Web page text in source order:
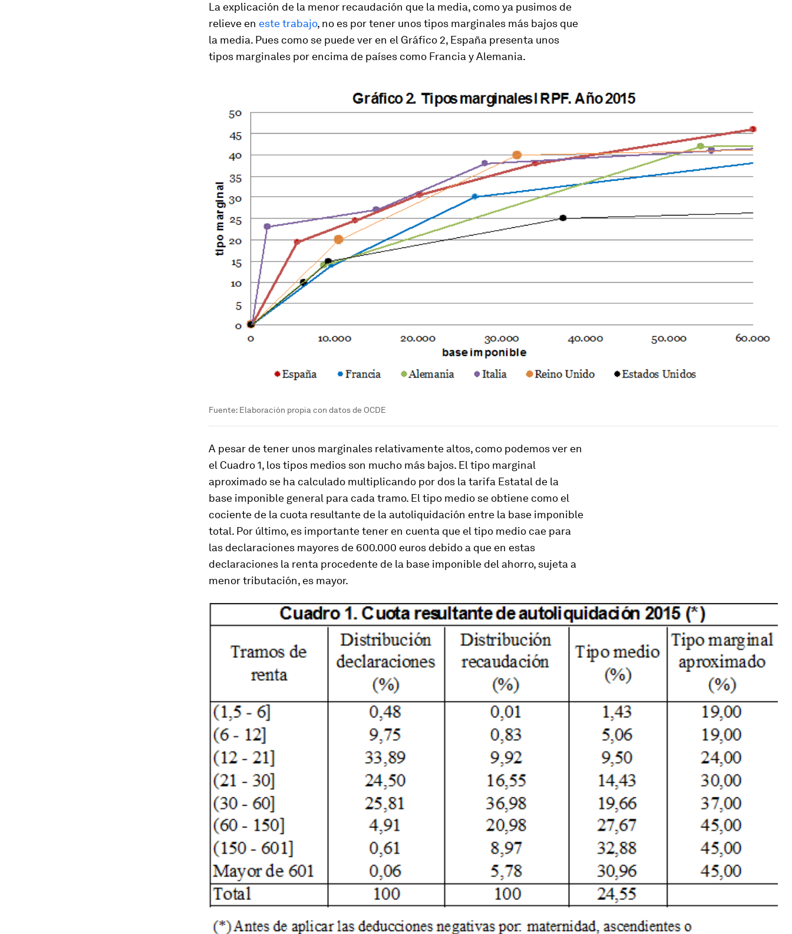
La explicación de la menor recaudación que la media, como ya pusimos de
relieve en este trabajo, no es por tener unos tipos marginales más bajos que
la media. Pues como se puede ver en el Gráfico 2, España presenta unos
tipos marginales por encima de países como Francia y Alemania.
Fuente: Elaboración propia con datos de OCDE
A pesar de tener unos marginales relativamente altos, como podemos ver en
el Cuadro 1, los tipos medios son mucho más bajos. El tipo marginal
aproximado se ha calculado multiplicando por dos la tarifa Estatal de la
base imponible general para cada tramo. El tipo medio se obtiene como el
cociente de la cuota resultante de la autoliquidación entre la base imponible
total. Por último, es importante tener en cuenta que el tipo medio cae para
las declaraciones mayores de 600.000 euros debido a que en estas
declaraciones la renta procedente de la base imponible del ahorro, sujeta a
menor tributación, es mayor.